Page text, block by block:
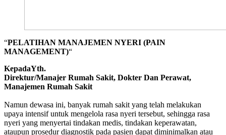
“PELATIHAN MANAJEMEN NYERI (PAIN
MANAGEMENT)“
KepadaYth.
Direktur/Manajer Rumah Sakit, Dokter Dan Perawat,
Manajemen Rumah Sakit
Namun dewasa ini, banyak rumah sakit yang telah melakukan
upaya intensif untuk mengelola rasa nyeri tersebut, sehingga rasa
nyeri yang menyertai tindakan medis, tindakan keperawatan,
ataupun prosedur diagnostik pada pasien dapat diminimalkan atau